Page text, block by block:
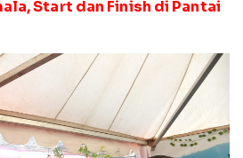
Start dan Finish di Pantai